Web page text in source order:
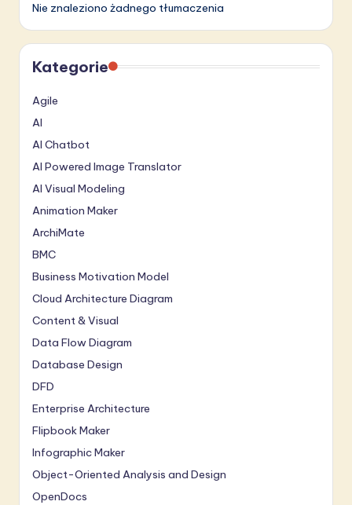
Nie znaleziono żadnego tłumaczenia
Kategorie
Agile
AI
AI Chatbot
AI Powered Image Translator
AI Visual Modeling
Animation Maker
ArchiMate
BMC
Business Motivation Model
Cloud Architecture Diagram
Content & Visual
Data Flow Diagram
Database Design
DFD
Enterprise Architecture
Flipbook Maker
Infographic Maker
Object-Oriented Analysis and Design
OpenDocs